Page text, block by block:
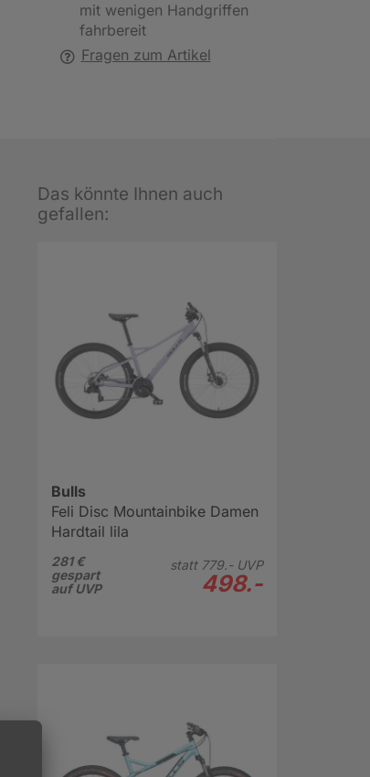
mit wenigen Handgriffen
fahrbereit
Fragen zum Artikel
Das könnte Ihnen auch
gefallen:
Bulls
Feli Disc Mountainbike Damen
Hardtail lila
281 €
gespart
auf UVP
statt 779.-UVP
498.-